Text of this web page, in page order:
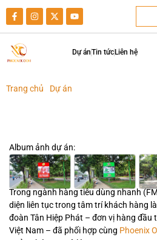
Dự ánTin tức Liên hệ
Trang chủ Dự án
Album ảnh dự án:
Trong ngành hàng tiêu dùng nhanh
diện liên tục trong tâm trí khách hàng
đoàn Tân Hiệp Phát – đơn vị hàng
Việt Nam – đã phối hợp cùng Phoenix